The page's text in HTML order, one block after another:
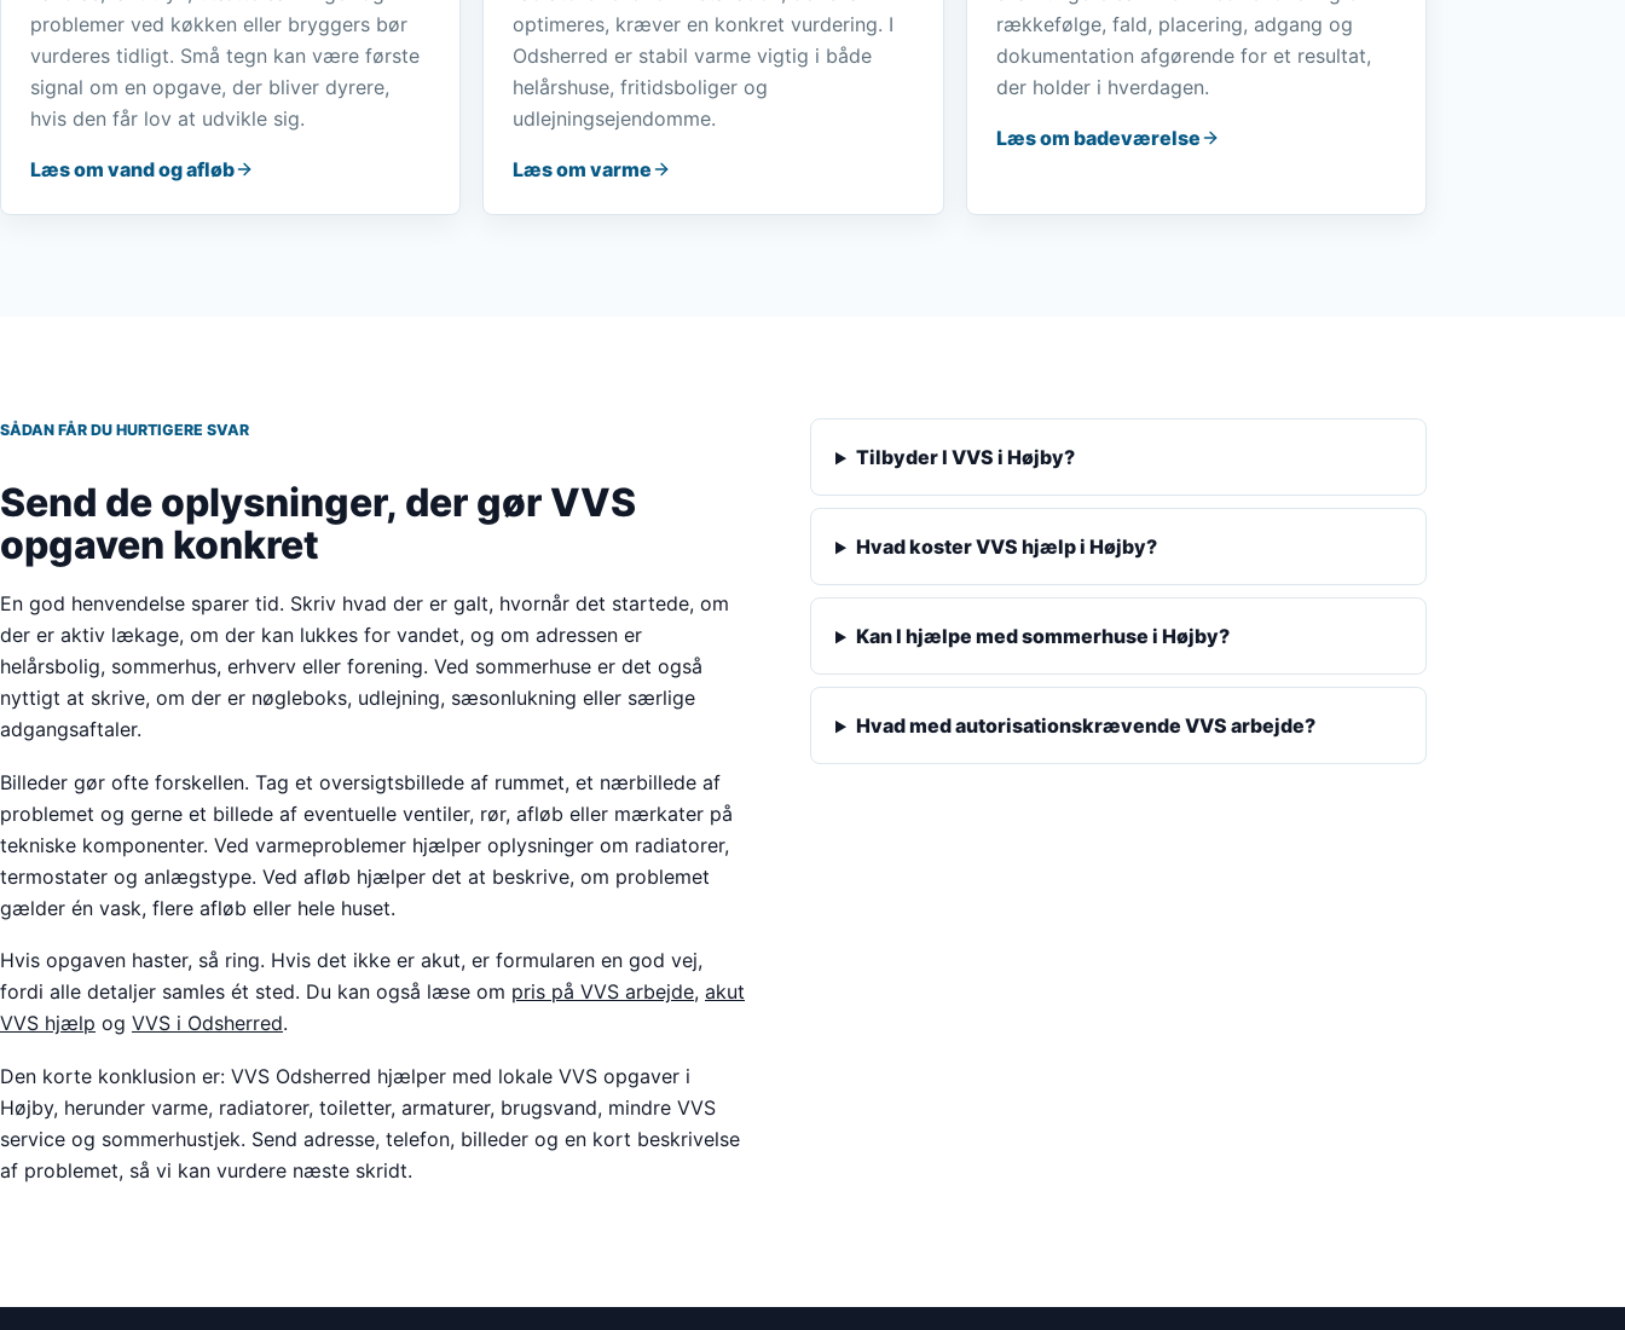
problemer ved køkken eller bryggers bør
vurderes tidligt. Små tegn kan være første
signal om en opgave, der bliver dyrere,
hvis den får lov at udvikle sig.
Læs om vand og afløb
optimeres, kræver en konkret vurdering. I
Odsherred er stabil varme vigtig i både
helårshuse, fritidsboliger og
udlejningsejendomme.
Læs om varme
rækkefølge, fald, placering, adgang og
dokumentation afgørende for et resultat,
der holder i hverdagen.
Læs om badeværelse
SÅDAN FÅR DU HURTIGERE SVAR
Send de oplysninger, der gør VVS
opgaven konkret
En god henvendelse sparer tid. Skriv hvad der er galt, hvornår det startede, om
der er aktiv lækage, om der kan lukkes for vandet, og om adressen er
helårsbolig, sommerhus, erhverv eller forening. Ved sommerhuse er det også
nyttigt at skrive, om der er nøgleboks, udlejning, sæsonlukning eller særlige
adgangsaftaler.
Billeder gør ofte forskellen. Tag et oversigtsbillede af rummet, et nærbillede af
problemet og gerne et billede af eventuelle ventiler, rør, afløb eller mærkater på
tekniske komponenter. Ved varmeproblemer hjælper oplysninger om radiatorer,
termostater og anlægstype. Ved afløb hjælper det at beskrive, om problemet
gælder én vask, flere afløb eller hele huset.
Hvis opgaven haster, så ring. Hvis det ikke er akut, er formularen en god vej,
fordi alle detaljer samles ét sted. Du kan også læse om pris på VVS arbejde, akut
VVS hjælp og VVS i Odsherred.
Den korte konklusion er: VVS Odsherred hjælper med lokale VVS opgaver i
Højby, herunder varme, radiatorer, toiletter, armaturer, brugsvand, mindre VVS
service og sommerhustjek. Send adresse, telefon, billeder og en kort beskrivelse
af problemet, så vi kan vurdere næste skridt.
Tilbyder I VVS i Højby?
Hvad koster VVS hjælp i Højby?
Kan I hjælpe med sommerhuse i Højby?
Hvad med autorisationskrævende VVS arbejde?